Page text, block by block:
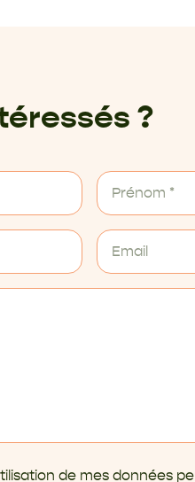
?
de mes données